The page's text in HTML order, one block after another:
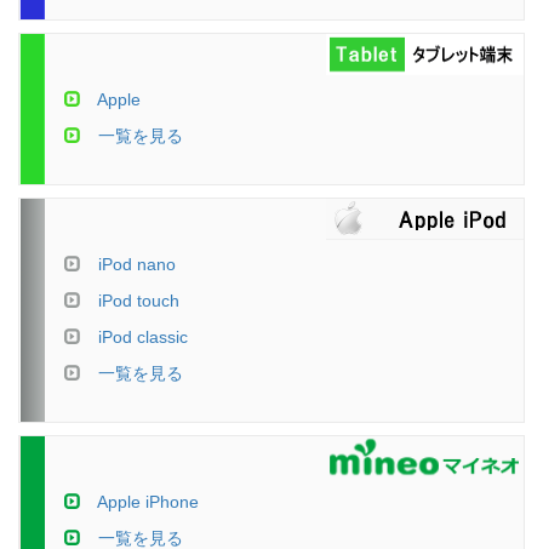
Apple
一覧を見る
iPod nano
iPod touch
iPod classic
一覧を見る
Apple iPhone
一覧を見る